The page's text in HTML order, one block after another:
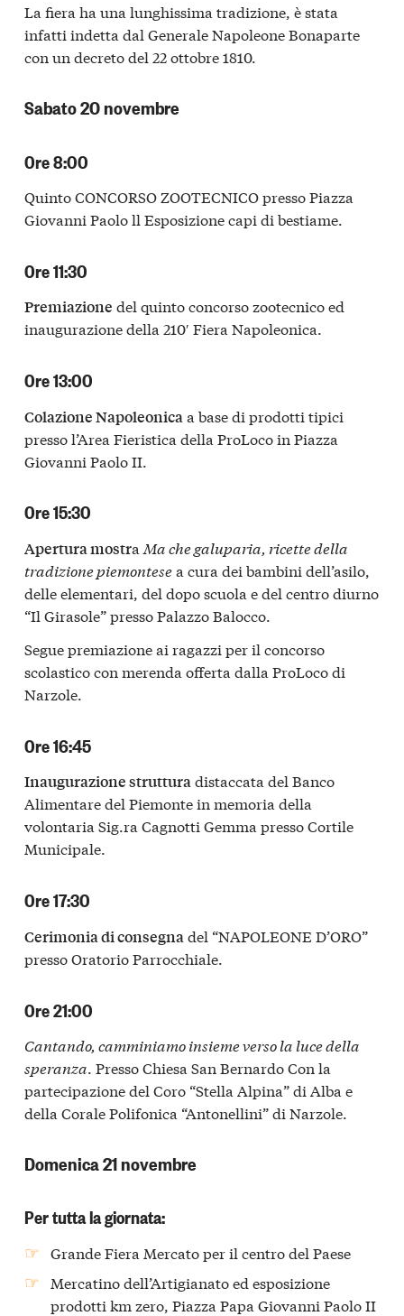
La fiera ha una lunghissima tradizione, è stata
infatti indetta dal Generale Napoleone Bonaparte
con un decreto del 22 ottobre 1810.
Sabato 20 novembre
Ore 8:00
Quinto CONCORSO ZOOTECNICO presso Piazza
Giovanni Paolo ll Esposizione capi di bestiame.
Ore 11:30
Premiazione del quinto concorso zootecnico ed
inaugurazione della 210′ Fiera Napoleonica.
Ore 13:00
Colazione Napoleonica a base di prodotti tipici
presso l’Area Fieristica della ProLoco in Piazza
Giovanni Paolo II.
Ore 15:30
Apertura mostra Ma che galuparia, ricette della
tradizione piemontesea cura dei bambini dell’asilo,
delle elementari, del dopo scuola e del centro diurno
“Il Girasole” presso Palazzo Balocco.
Segue premiazione ai ragazzi per il concorso
scolastico con merenda offerta dalla ProLoco di
Narzole.
Ore 16:45
Inaugurazione strutturadistaccata del Banco
Alimentare del Piemonte in memoria della
volontaria Sig.ra Cagnotti Gemma presso Cortile
Municipale.
Ore 17:30
Cerimonia di consegnadel “NAPOLEONE D’ORO”
presso Oratorio Parrocchiale.
Ore 21:00
Cantando, camminiamo insieme verso la luce della
speranza. Presso Chiesa San Bernardo Con la
partecipazione del Coro “Stella Alpina” di Alba e
della Corale Polifonica “Antonellini” di Narzole.
Domenica 21 novembre
Per tutta la giornata:
Grande Fiera Mercato per il centro del Paese
Mercatino dell’Artigianato ed esposizione
prodotti km zero, Piazza Papa Giovanni Paolo II